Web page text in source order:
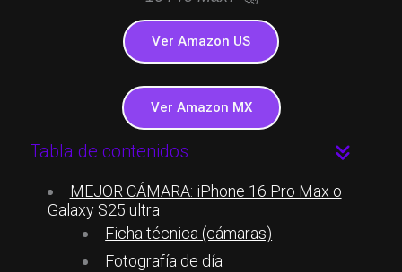
Ver Amazon US
Ver Amazon MX
Tabla de contenidos
MEJOR CÁMARA: iPhone 16 Pro Max o
Galaxy S25 ultra
Ficha técnica (cámaras)
Fotografía de día